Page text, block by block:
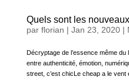
Quels sont les
par florian | Jan 23, 2020|
Décryptage de l’essence même
entre authenticité, émotion,
street, c’est chicLe cheap a le vent